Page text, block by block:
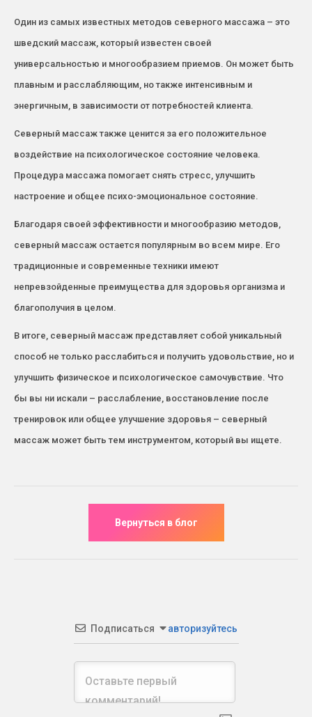
Один из самых известных методов северного массажа – это
шведский массаж, который известен своей
универсальностью и многообразием приемов. Он может быть
плавным и расслабляющим, но также интенсивным и
энергичным, в зависимости от потребностей клиента.
Северный массаж также ценится за его положительное
воздействие на психологическое состояние человека.
Процедура массажа помогает снять стресс, улучшить
настроение и общее психо-эмоциональное состояние.
Благодаря своей эффективности и многообразию методов,
северный массаж остается популярным во всем мире. Его
традиционные и современные техники имеют
непревзойденные преимущества для здоровья организма и
благополучия в целом.
В итоге, северный массаж представляет собой уникальный
способ не только расслабиться и получить удовольствие, но и
улучшить физическое и психологическое самочувствие. Что
бы вы ни искали – расслабление, восстановление после
тренировок или общее улучшение здоровья – северный
массаж может быть тем инструментом, который вы ищете.
Подписаться авторизуйтесь